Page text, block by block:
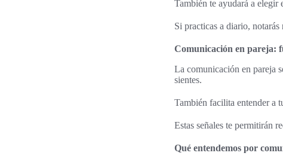
También te ayudará a elegir
Si practicas a diario,
Comunicación en pareja:
La comunicación en pareja
sientes.
También facilita entender a
Estas señales te permitirán
Qué entendemos por